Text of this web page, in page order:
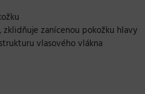
zanícenou pokožku hlavy
vlasového vlákna